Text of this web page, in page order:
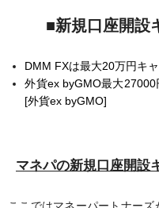
■新規口座開設
DMM FXは最大20万円キ
外貨ex byGMO最大27000
[外貨ex byGMO]
マネパの新規口座開設